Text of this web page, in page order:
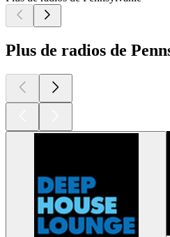
Plus de radios de